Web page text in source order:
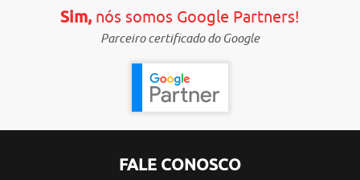
Sim,nós somos Google Partners!
Parceiro certificado do Google
FALE CONOSCO